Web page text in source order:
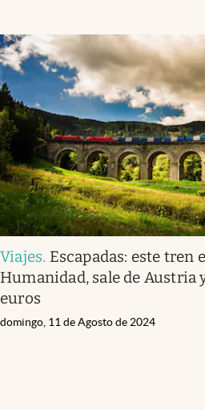
Viajes. Escapadas: este tren
Humanidad, sale de Austria
euros
domingo, 11 de Agosto de 2024